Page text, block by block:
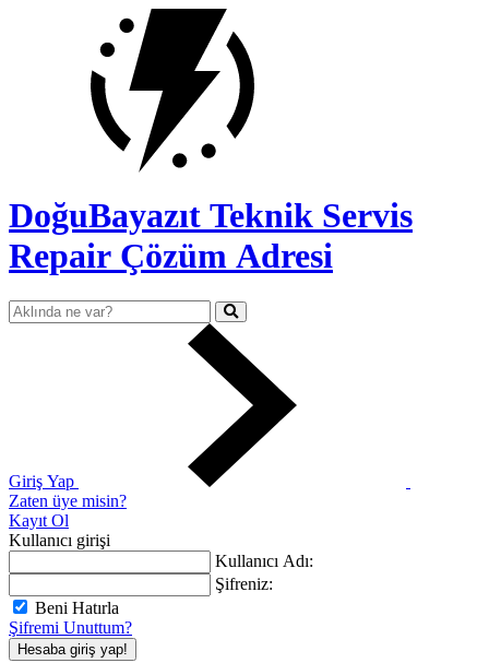
DoğuBayazıt Teknik Servis
Repair Çözüm Adresi
Giriş Yap
Zaten üye misin?
Kayıt Ol
Kullanıcı girişi
Kullanıcı Adı:
Şifreniz:
Beni Hatırla
Şifremi Unuttum?
Hesaba giriş yap!